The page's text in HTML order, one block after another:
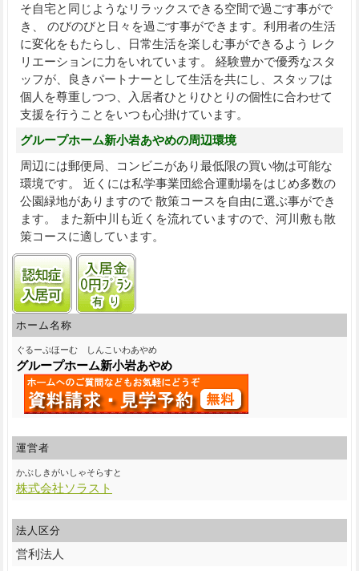
そ自宅と同じようなリラックスできる空間で過ごす事がで
き、 のびのびと日々を過ごす事ができます。利用者の生活
に変化をもたらし、日常生活を楽しむ事ができるよう レク
リエーションに力をいれています。 経験豊かで優秀なスタ
ッフが、良きパートナーとして生活を共にし、スタッフは
個人を尊重しつつ、入居者ひとりひとりの個性に合わせて
支援を行うことをいつも心掛けています。
グループホーム新小岩あやめの周辺環境
周辺には郵便局、コンビニがあり最低限の買い物は可能な
環境です。 近くには私学事業団総合運動場をはじめ多数の
公園緑地がありますので 散策コースを自由に選ぶ事ができ
ます。 また新中川も近くを流れていますので、河川敷も散
策コースに適しています。
認知症受け入れ可入居金0円プランあり
ホーム名称
ぐるーぷほーむ しんこいわあやめ
グループホーム新小岩あやめ
運営者
かぶしきがいしゃそらすと
株式会社ソラスト
法人区分
営利法人